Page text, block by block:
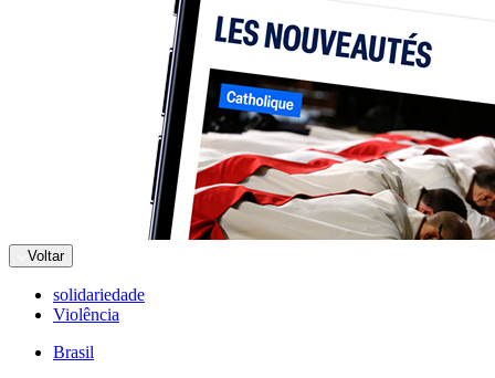
Voltar
solidariedade
Violência
Brasil